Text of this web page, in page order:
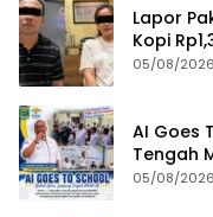
Lapor
Kopi
05/08/2026
AI Goes
Tengah
05/08/2026